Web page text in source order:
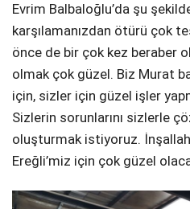
Evrim Balbaloğlu’da şu
karşılamanızdan ötürü çok
önce de bir çok kez beraber
olmak çok güzel. Biz Murat
için, sizler için güzel işler
Sizlerin sorunlarını sizlerle
oluşturmak istiyoruz.
Ereğli’miz için çok güzel